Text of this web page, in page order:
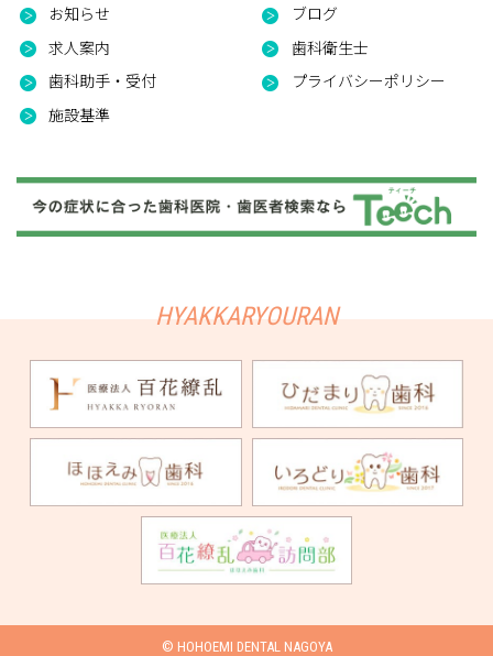
お知らせ
ブログ
求人案内
歯科衛生士
歯科助手・受付
プライバシーポリシー
施設基準
© HOHOEMI DENTAL NAGOYA